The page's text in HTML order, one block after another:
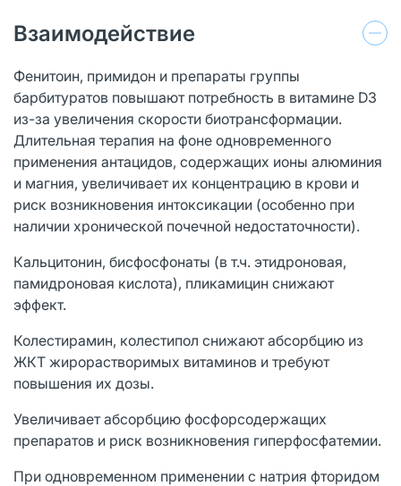
Взаимодействие
Фенитоин, примидон и препараты группы
барбитуратов повышают потребность в витамине D3
из-за увеличения скорости биотрансформации.
Длительная терапия на фоне одновременного
применения антацидов, содержащих ионы алюминия
и магния, увеличивает их концентрацию в крови и
риск возникновения интоксикации (особенно при
наличии хронической почечной недостаточности).
Кальцитонин, бисфосфонаты (в т.ч. этидроновая,
памидроновая кислота), пликамицин снижают
эффект.
Колестирамин, колестипол снижают абсорбцию из
ЖКТ жирорастворимых витаминов и требуют
повышения их дозы.
Увеличивает абсорбцию фосфорсодержащих
препаратов и риск возникновения гиперфосфатемии.
При одновременном применении с натрия фторидом